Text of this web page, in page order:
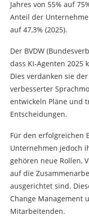
Jahres von 55% auf
Anteil der
auf 47,3% (2025).
Der BVDW
dass KI-Agenten
Dies verdanken sie
verbesserter
entwickeln Pläne und
Entscheidungen.
Für den erfolgreichen
Unternehmen jedoch
gehören neue Rollen,
auf die
ausgerichtet sind.
Change Management
Mitarbeitenden.